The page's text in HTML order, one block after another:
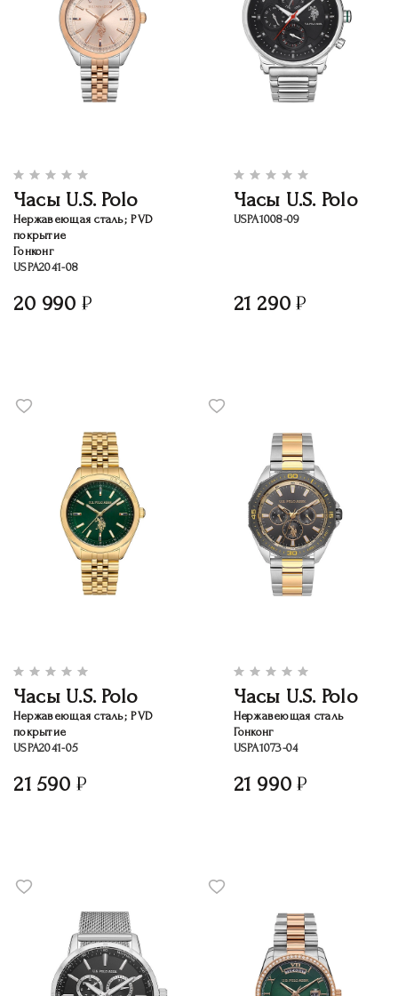
Часы U.S. Polo
Нержавеющая сталь; PVD
покрытие
Гонконг
USPA2041-08
20 990
Часы U.S. Polo
USPA1008-09
21 290
Часы U.S. Polo
Нержавеющая сталь; PVD
покрытие
USPA2041-05
21 590
Часы U.S. Polo
Нержавеющая сталь
Гонконг
USPA1073-04
21 990